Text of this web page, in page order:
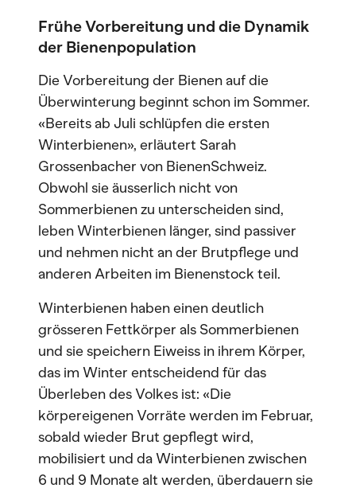
Frühe Vorbereitung und die Dynamik
der Bienenpopulation
Die Vorbereitung der Bienen auf die
Überwinterung beginnt schon im Sommer.
«Bereits ab Juli schlüpfen die ersten
Winterbienen», erläutert Sarah
Grossenbacher von BienenSchweiz.
Obwohl sie äusserlich nicht von
Sommerbienen zu unterscheiden sind,
leben Winterbienen länger, sind passiver
und nehmen nicht an der Brutpflege und
anderen Arbeiten im Bienenstock teil.
Winterbienen haben einen deutlich
grösseren Fettkörper als Sommerbienen
und sie speichern Eiweiss in ihrem Körper,
das im Winter entscheidend für das
Überleben des Volkes ist: «Die
körpereigenen Vorräte werden im Februar,
sobald wieder Brut gepflegt wird,
mobilisiert und da Winterbienen zwischen
6 und 9 Monate alt werden, überdauern sie